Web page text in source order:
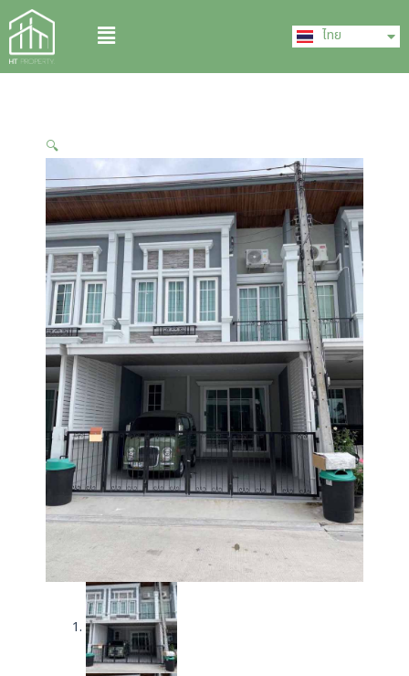
Skip
to
content
Menu ไทย
中文 (中国)
🔍